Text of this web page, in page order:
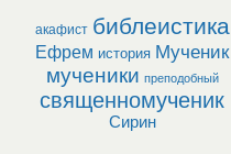
акафист библеистика
Ефрем история Мученик
мученики преподобный
священномученик
Сирин